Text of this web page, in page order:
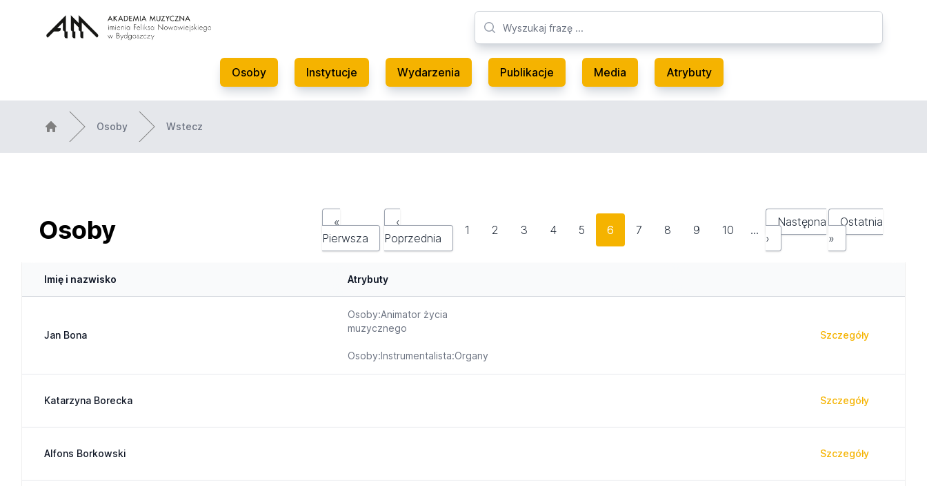
Osoby Instytucje Wydarzenia Publikacje Media Atrybuty
Osoby Wstecz
Osoby
«
Pierwsza
‹
Poprzednia
1 2 3 4 5 6 7 8 9 10 …
Następna
›
Ostatnia
»
Imię i nazwisko Atrybuty
Jan Bona
Osoby:Animator życia
muzycznego
Osoby:Instrumentalista:Organy
Szczegóły
Katarzyna Borecka Szczegóły
Alfons Borkowski Szczegóły